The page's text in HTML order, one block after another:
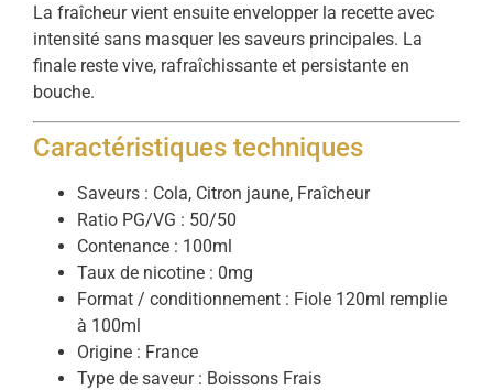
La fraîcheur vient ensuite envelopper la recette avec
intensité sans masquer les saveurs principales. La
finale reste vive, rafraîchissante et persistante en
bouche.
Caractéristiques techniques
Saveurs : Cola, Citron jaune, Fraîcheur
Ratio PG/VG : 50/50
Contenance : 100ml
Taux de nicotine : 0mg
Format / conditionnement : Fiole 120ml remplie
à 100ml
Origine : France
Type de saveur : Boissons Frais